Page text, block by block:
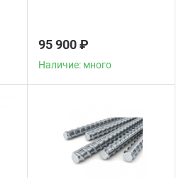
95 900 ₽
Наличие: много